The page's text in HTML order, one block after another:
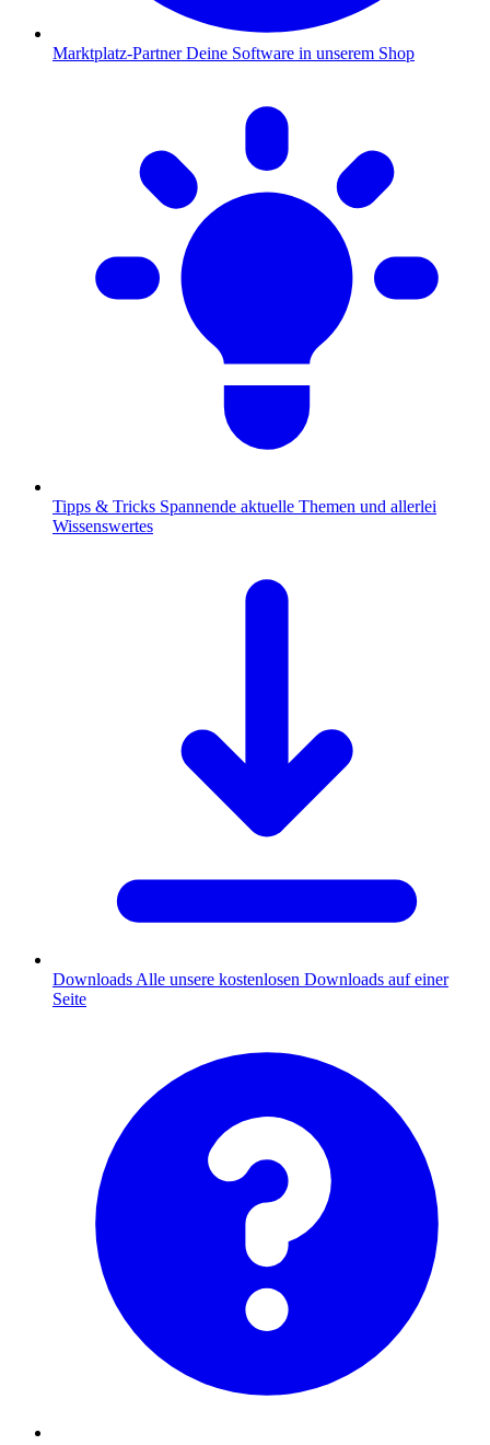
Marktplatz-Partner Deine Software in unserem Shop
Tipps & Tricks Spannende aktuelle Themen und allerlei
Wissenswertes
Downloads Alle unsere kostenlosen Downloads auf einer
Seite